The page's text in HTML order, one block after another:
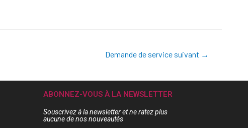
Demande de service suivant →
ABONNEZ-VOUS À LA NEWSLETTER
Souscrivez à la newsletter et ne ratez plus
aucune de nos nouveautés